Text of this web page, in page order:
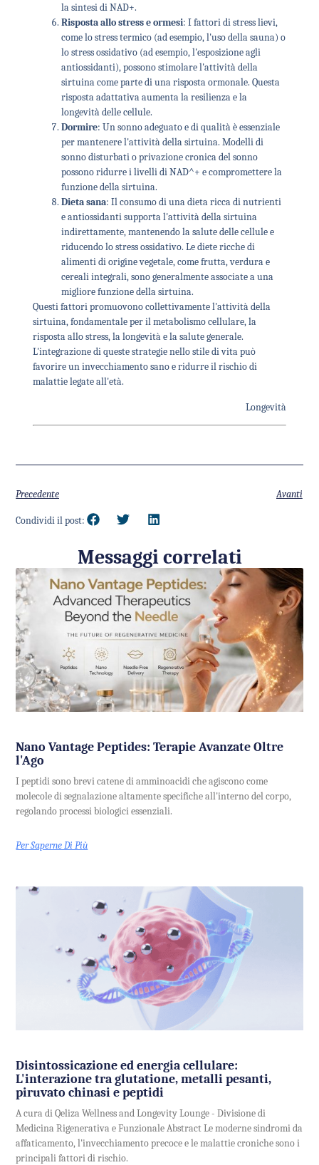
la sintesi di NAD+.
Risposta allo stress e ormesi: I fattori di stress lievi,
come lo stress termico (ad esempio, l'uso della sauna) o
lo stress ossidativo (ad esempio, l'esposizione agli
antiossidanti), possono stimolare l'attività della
sirtuina come parte di una risposta ormonale. Questa
risposta adattativa aumenta la resilienza e la
longevità delle cellule.
Dormire: Un sonno adeguato e di qualità è essenziale
per mantenere l'attività della sirtuina. Modelli di
sonno disturbati o privazione cronica del sonno
possono ridurre i livelli di NAD^+ e compromettere la
funzione della sirtuina.
Dieta sana: Il consumo di una dieta ricca di nutrienti
e antiossidanti supporta l'attività della sirtuina
indirettamente, mantenendo la salute delle cellule e
riducendo lo stress ossidativo. Le diete ricche di
alimenti di origine vegetale, come frutta, verdura e
cereali integrali, sono generalmente associate a una
migliore funzione della sirtuina.
Questi fattori promuovono collettivamente l'attività della
sirtuina, fondamentale per il metabolismo cellulare, la
risposta allo stress, la longevità e la salute generale.
L'integrazione di queste strategie nello stile di vita può
favorire un invecchiamento sano e ridurre il rischio di
malattie legate all'età.
Longevità
Precedente Avanti
Condividi il post:
Messaggi correlati
Nano Vantage Peptides: Terapie Avanzate Oltre
l'Ago
I peptidi sono brevi catene di amminoacidi che agiscono come
molecole di segnalazione altamente specifiche all'interno del corpo,
regolando processi biologici essenziali.
Per Saperne Di Più
Disintossicazione ed energia cellulare:
L'interazione tra glutatione, metalli pesanti,
piruvato chinasi e peptidi
A cura di Qeliza Wellness and Longevity Lounge - Divisione di
Medicina Rigenerativa e Funzionale Abstract Le moderne sindromi da
affaticamento, l'invecchiamento precoce e le malattie croniche sono i
principali fattori di rischio.